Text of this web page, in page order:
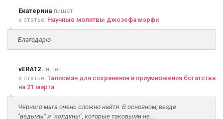
Екатерина пишет
к статье: Научные молитвы джозефа мэрфи
Благодарю
vERA12 пишет
к статье: Талисман для сохранения и приумножения богатства
на 21 марта
Чёрного мага очень сложно найти. В основном, везде
"ведьмы" и "колдуны", которые таковыми не...